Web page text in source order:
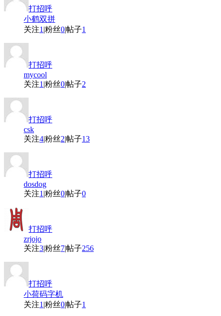
打招呼
小鹤双拼
关注1 |粉丝0|帖子1
打招呼
mycool
关注1 |粉丝0|帖子2
打招呼
csk
关注4|粉丝2|帖子13
打招呼
dosdog
关注1 |粉丝0|帖子0
打招呼
zrjojo
关注3|粉丝7|帖子256
打招呼
小荷码字机
关注1 |粉丝0|帖子1